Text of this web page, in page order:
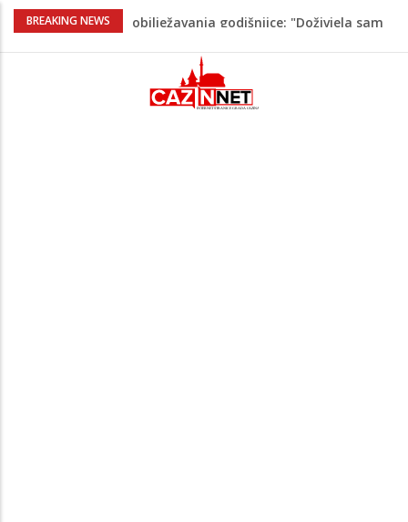
BREAKING NEWS
Prvi put u više od 40 godina: Saudijska
Zeljković se oglasio uoči početka nove
sezone Wwin lige